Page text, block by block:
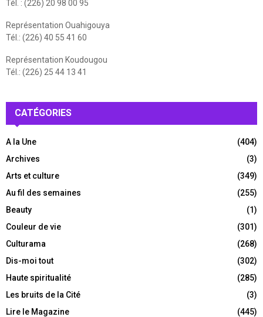
Tél. : (226) 20 98 00 95
Représentation Ouahigouya
Tél.: (226) 40 55 41 60
Représentation Koudougou
Tél.: (226) 25 44 13 41
CATÉGORIES
A la Une
(404)
Archives
(3)
Arts et culture
(349)
Au fil des semaines
(255)
Beauty
(1)
Couleur de vie
(301)
Culturama
(268)
Dis-moi tout
(302)
Haute spiritualité
(285)
Les bruits de la Cité
(3)
Lire le Magazine
(445)